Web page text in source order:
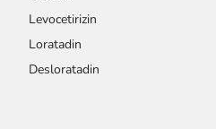
Levocetirizin
Loratadin
Desloratadin